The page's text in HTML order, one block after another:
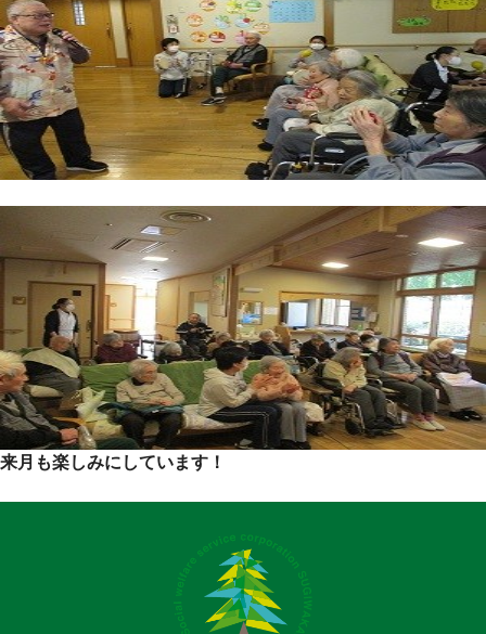
来月も楽しみにしています！